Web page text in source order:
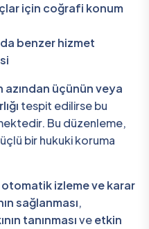
için coğrafi konum
benzer hizmet
üçünün veya
tespit edilirse bu
Bu düzenleme,
bir hukuki koruma
otomatik izleme ve karar
sağlanması,
tanınmasıveetkin